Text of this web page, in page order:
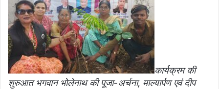
कार्यक्रम की
शुरुआत भगवान भोलेनाथ की पूजा-अर्चना, माल्यार्पण एवं दीप